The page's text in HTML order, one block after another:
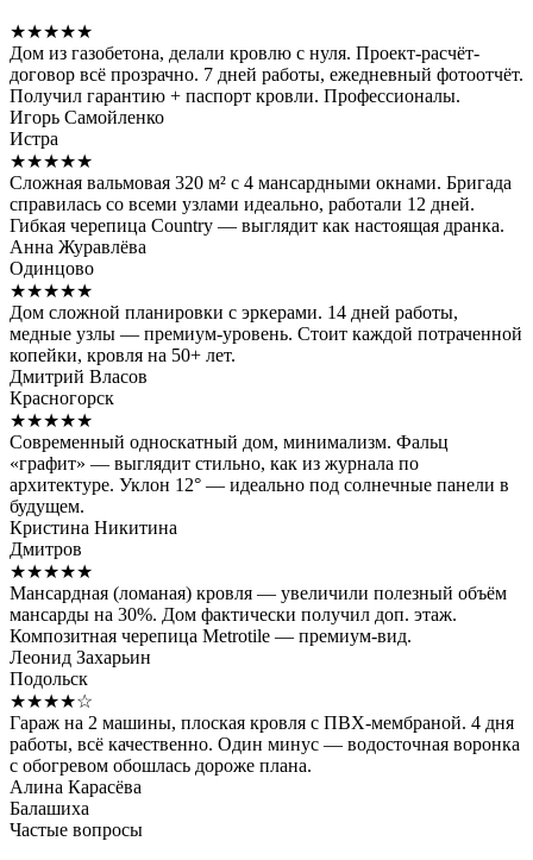
★★★★★
Дом из газобетона, делали кровлю с нуля. Проект-расчёт-
договор всё прозрачно. 7 дней работы, ежедневный фотоотчёт.
Получил гарантию + паспорт кровли. Профессионалы.
Игорь Самойленко
Истра
★★★★★
Сложная вальмовая 320 м² с 4 мансардными окнами. Бригада
справилась со всеми узлами идеально, работали 12 дней.
Гибкая черепица Country — выглядит как настоящая дранка.
Анна Журавлёва
Одинцово
★★★★★
Дом сложной планировки с эркерами. 14 дней работы,
медные узлы — премиум-уровень. Стоит каждой потраченной
копейки, кровля на 50+ лет.
Дмитрий Власов
Красногорск
★★★★★
Современный односкатный дом, минимализм. Фальц
«графит» — выглядит стильно, как из журнала по
архитектуре. Уклон 12° — идеально под солнечные панели в
будущем.
Кристина Никитина
Дмитров
★★★★★
Мансардная (ломаная) кровля — увеличили полезный объём
мансарды на 30%. Дом фактически получил доп. этаж.
Композитная черепица Metrotile — премиум-вид.
Леонид Захарьин
Подольск
★★★★☆
Гараж на 2 машины, плоская кровля с ПВХ-мембраной. 4 дня
работы, всё качественно. Один минус — водосточная воронка
с обогревом обошлась дороже плана.
Алина Карасёва
Балашиха
Частые вопросы